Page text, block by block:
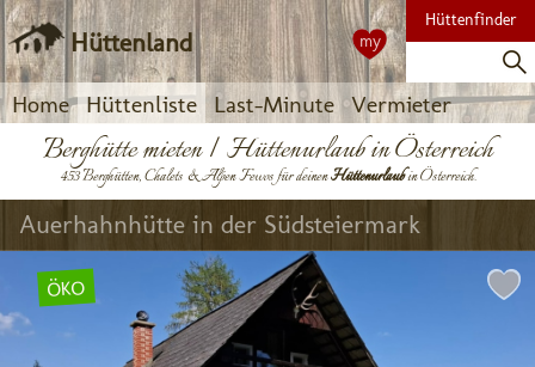
Hüttenland
Home Hüttenliste Last-Minute Vermieter
Hüttenfinder
my
Berghütte mieten | Hüttenurlaub in Österreich
453 Berghütten, Chalets & Alpen Fewos für deinenHüttenurlaubin Österreich.
Auerhahnhütte in der Südsteiermark
ÖKO